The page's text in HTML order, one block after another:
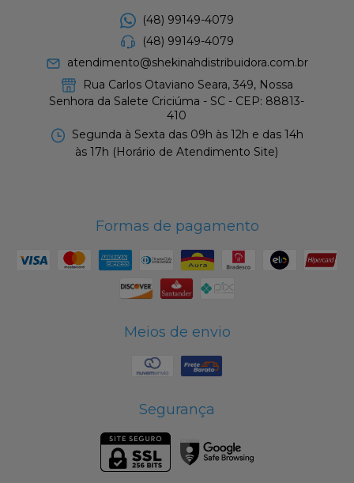
(48) 99149-4079
(48) 99149-4079
atendimento@shekinahdistribuidora.com.br
Rua Carlos Otaviano Seara, 349, Nossa
Senhora da Salete Criciúma - SC - CEP: 88813-
410
Segunda à Sexta das 09h às 12h e das 14h
às 17h (Horário de Atendimento Site)
Formas de pagamento
Meios de envio
Segurança